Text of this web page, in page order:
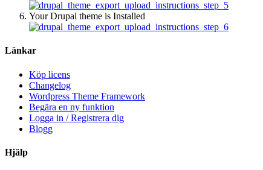
Your Drupal theme is Installed
Länkar
Köp licens
Changelog
Wordpress Theme Framework
Begära en ny funktion
Logga in / Registrera dig
Blogg
Hjälp